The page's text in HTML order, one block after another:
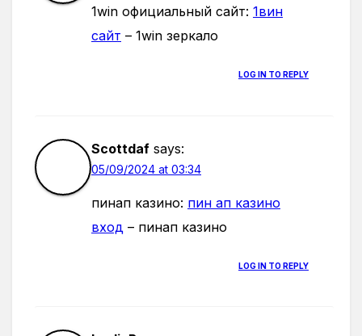
1win официальный сайт: 1вин
сайт – 1win зеркало
LOG IN TO REPLY
Scottdaf says:
05/09/2024 at 03:34
пинап казино: пин ап казино
вход – пинап казино
LOG IN TO REPLY